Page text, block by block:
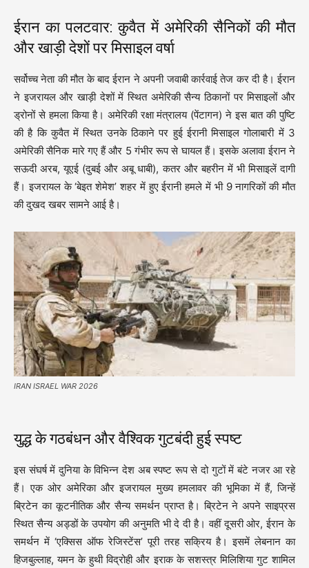
ईरान का पलटवार: कुवैत में अमेरिकी सैनिकों की मौत
और खाड़ी देशों पर मिसाइल वर्षा
सर्वोच्च नेता की मौत के बाद ईरान ने अपनी जवाबी कार्रवाई तेज कर दी है। ईरान
ने इजरायल और खाड़ी देशों में स्थित अमेरिकी सैन्य ठिकानों पर मिसाइलों और
ड्रोनों से हमला किया है। अमेरिकी रक्षा मंत्रालय (पेंटागन) ने इस बात की पुष्टि
की है कि कुवैत में स्थित उनके ठिकाने पर हुई ईरानी मिसाइल गोलाबारी में 3
अमेरिकी सैनिक मारे गए हैं और 5 गंभीर रूप से घायल हैं। इसके अलावा ईरान ने
सऊदी अरब, यूएई (दुबई और अबू धाबी), कतर और बहरीन में भी मिसाइलें दागी
हैं। इजरायल के ‘बेइत शेमेश’ शहर में हुए ईरानी हमले में भी 9 नागरिकों की मौत
की दुखद खबर सामने आई है।
IRAN ISRAEL WAR 2026
युद्ध के गठबंधन और वैश्विक गुटबंदी हुई स्पष्ट
इस संघर्ष में दुनिया के विभिन्न देश अब स्पष्ट रूप से दो गुटों में बंटे नजर आ रहे
हैं। एक ओर अमेरिका और इजरायल मुख्य हमलावर की भूमिका में हैं, जिन्हें
ब्रिटेन का कूटनीतिक और सैन्य समर्थन प्राप्त है। ब्रिटेन ने अपने साइप्रस
स्थित सैन्य अड्डों के उपयोग की अनुमति भी दे दी है। वहीं दूसरी ओर, ईरान के
समर्थन में ‘एक्सिस ऑफ रेजिस्टेंस’ पूरी तरह सक्रिय है। इसमें लेबनान का
हिजबुल्लाह, यमन के हुथी विद्रोही और इराक के सशस्त्र मिलिशिया गुट शामिल